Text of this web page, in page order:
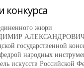
конкурса
жюри
АЛЕКСАНДРОВИЧ
государственной
народных
искусств Российской